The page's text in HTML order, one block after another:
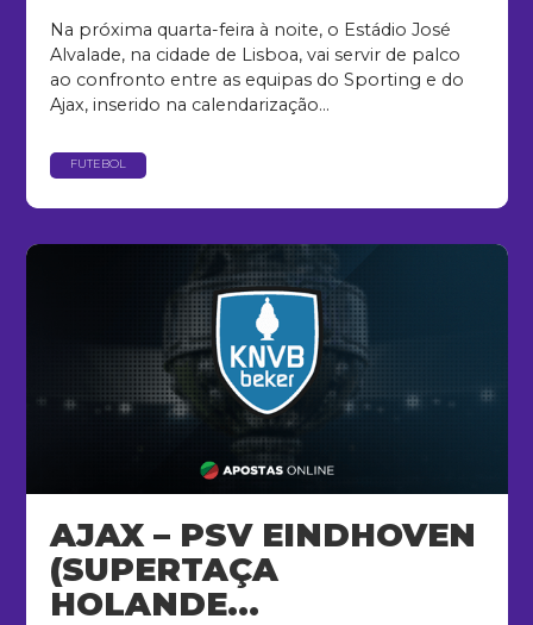
Na próxima quarta-feira à noite, o Estádio José
Alvalade, na cidade de Lisboa, vai servir de palco
ao confronto entre as equipas do Sporting e do
Ajax, inserido na calendarização...
FUTEBOL
AJAX – PSV EINDHOVEN
(SUPERTAÇA
HOLANDE...